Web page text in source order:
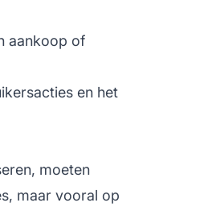
aankoop of
en het
moeten
maar vooral op